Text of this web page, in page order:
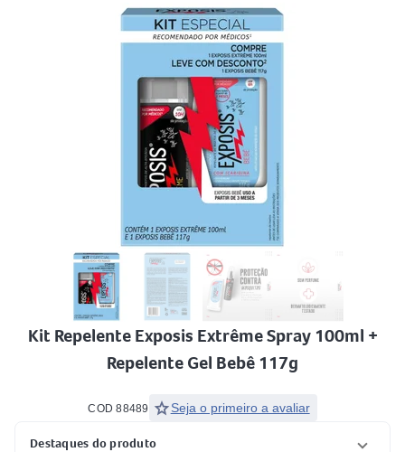
Kit Repelente Exposis Extrême Spray 100ml +
Repelente Gel Bebê 117g
COD 88489 starSeja o primeiro a avaliar
Destaques do produto